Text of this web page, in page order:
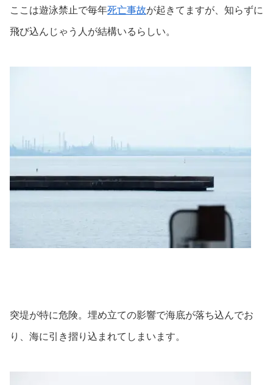
ここは遊泳禁止で毎年死亡事故が起きてますが、知らずに
飛び込んじゃう人が結構いるらしい。
突堤が特に危険。埋め立ての影響で海底が落ち込んでお
り、海に引き摺り込まれてしまいます。